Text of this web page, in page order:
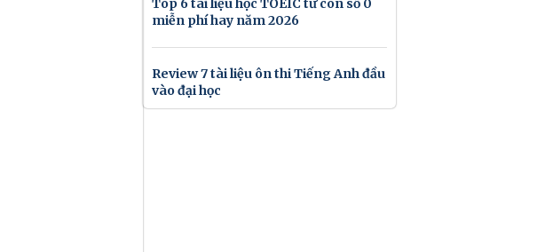
Top 6 tài liệu học TOEIC từ con số 0
miễn phí hay năm 2026
Review 7 tài liệu ôn thi Tiếng Anh đầu
vào đại học